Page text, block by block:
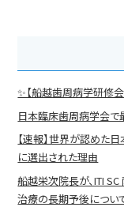
✨【船越歯周病学
日本臨床歯周病学会で
【速報】世界が認めた
に選出された理由
船越栄次院長が、ITI SC
治療の長期予後につい